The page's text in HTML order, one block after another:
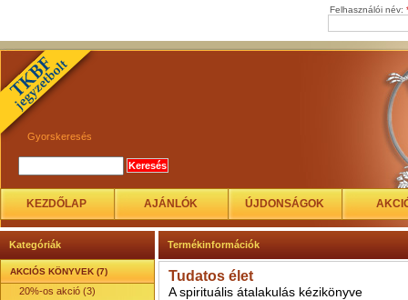
Felhasználói név:
Gyorskeresés
KEZDŐLAP AJÁNLÓK ÚJDONSÁGOK
Kategóriák
AKCIÓS KÖNYVEK (7)
20%-os akció (3)
Termékinformációk
Tudatos élet
A spirituális átalakulás kézikönyve